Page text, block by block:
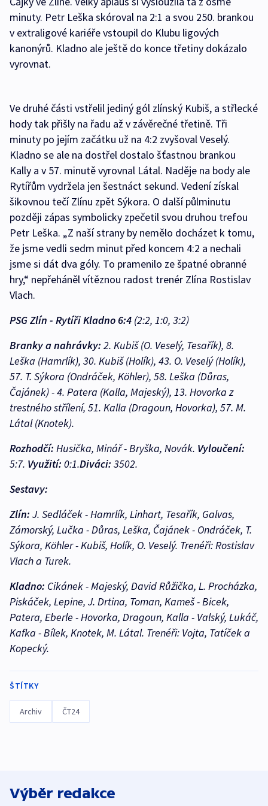
minuty. Petr Leška skóroval na 2:1 a svou 250. brankou
v extraligové kariéře vstoupil do Klubu ligových
kanonýrů. Kladno ale ještě do konce třetiny dokázalo
vyrovnat.
Ve druhé části vstřelil jediný gól zlínský Kubiš, a střlecké
hody tak přišly na řadu až v závěrečné třetině. Tři
minuty po jejím začátku už na 4:2 zvyšoval Veselý.
Kladno se ale na dostřel dostalo šťastnou brankou
Kally a v 57. minutě vyrovnal Látal. Naděje na body ale
Rytířům vydržela jen šestnáct sekund. Vedení získal
šikovnou tečí Zlínu zpět Sýkora. O další půlminutu
později zápas symbolicky zpečetil svou druhou trefou
Petr Leška. „Z naší strany by nemělo docházet k tomu,
že jsme vedli sedm minut před koncem 4:2 a nechali
jsme si dát dva góly. To pramenilo ze špatné obranné
hry,“ nepřeháněl vítěznou radost trenér Zlína Rostislav
Vlach.
PSG Zlín - Rytíři Kladno 6:4 (2:2, 1:0, 3:2)
Branky a nahrávky: 2. Kubiš (O. Veselý, Tesařík), 8.
Leška (Hamrlík), 30. Kubiš (Holík), 43. O. Veselý (Holík),
57. T. Sýkora (Ondráček, Köhler), 58. Leška (Důras,
Čajánek) - 4. Patera (Kalla, Majeský), 13. Hovorka z
trestného střílení, 51. Kalla (Dragoun, Hovorka), 57. M.
Látal (Knotek).
Rozhodčí: Husička, Minář - Bryška, Novák. Vyloučení:
5:7. Využití: 0:1.Diváci: 3502.
Sestavy:
Zlín: J. Sedláček - Hamrlík, Linhart, Tesařík, Galvas,
Zámorský, Lučka - Důras, Leška, Čajánek - Ondráček, T.
Sýkora, Köhler - Kubiš, Holík, O. Veselý. Trenéři: Rostislav
Vlach a Turek.
Kladno: Cikánek - Majeský, David Růžička, L. Procházka,
Piskáček, Lepine, J. Drtina, Toman, Kameš - Bicek,
Patera, Eberle - Hovorka, Dragoun, Kalla - Valský, Lukáč,
Kafka - Bílek, Knotek, M. Látal. Trenéři: Vojta, Tatíček a
Kopecký.
ŠTÍTKY
Archiv ČT24
Výběr redakce